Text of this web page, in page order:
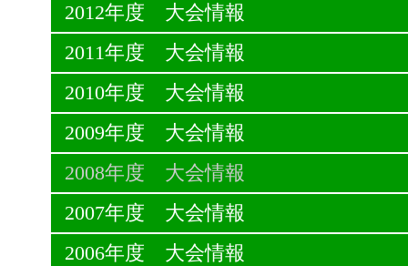
2012年度 大会情報
2011年度 大会情報
2010年度 大会情報
2009年度 大会情報
2008年度 大会情報
2007年度 大会情報
2006年度 大会情報